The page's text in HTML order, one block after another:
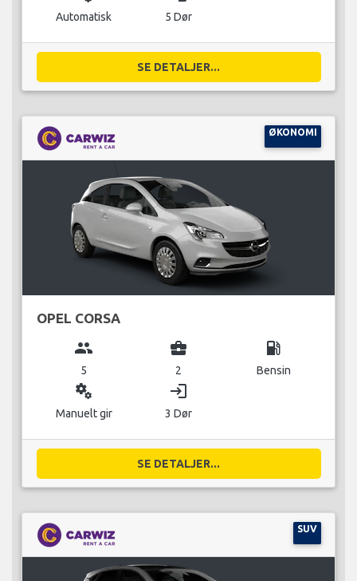
Automatisk 5 Dør
SE DETALJER...
ØKONOMI
OPEL CORSA
group
5
business_center
2
local_gas_station
Bensin
miscellaneous_services
Manuelt gir
login
3 Dør
SE DETALJER...
SUV